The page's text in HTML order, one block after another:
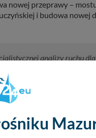
nowej przeprawy –
i budowa nowej
analizy ruchu
przedłużeniu ul.
- Następnie nowo
się w ul. Sikorskiego na
ulic Aleja Wojska